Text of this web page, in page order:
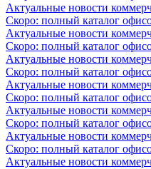
Актуальные новости
Скоро: полный каталог
Актуальные новости
Скоро: полный каталог
Актуальные новости
Скоро: полный каталог
Актуальные новости
Скоро: полный каталог
Актуальные новости
Скоро: полный каталог
Актуальные новости
Скоро: полный каталог
Актуальные новости